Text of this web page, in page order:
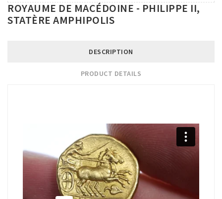
ROYAUME DE MACÉDOINE - PHILIPPE II,
STATÈRE AMPHIPOLIS
DESCRIPTION
PRODUCT DETAILS